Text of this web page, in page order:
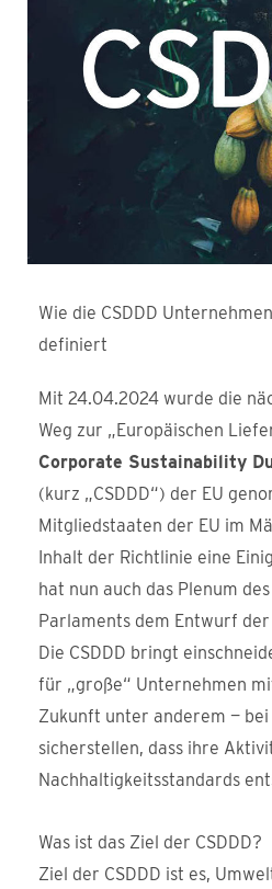
Wie die CSDDD
definiert
Mit 24.04.2024 wurde die
Weg zur „Europäischen
Corporate Sustainability
(kurz „CSDDD“) der EU
Mitgliedstaaten der EU im
Inhalt der Richtlinie eine
hat nun auch das Plenum
Parlaments dem Entwurf
Die CSDDD bringt
für „große“ Unternehmen
Zukunft unter anderem —
sicherstellen, dass ihre
Nachhaltigkeitsstandards
Was ist das Ziel der CSDDD?
Ziel der CSDDD ist es,